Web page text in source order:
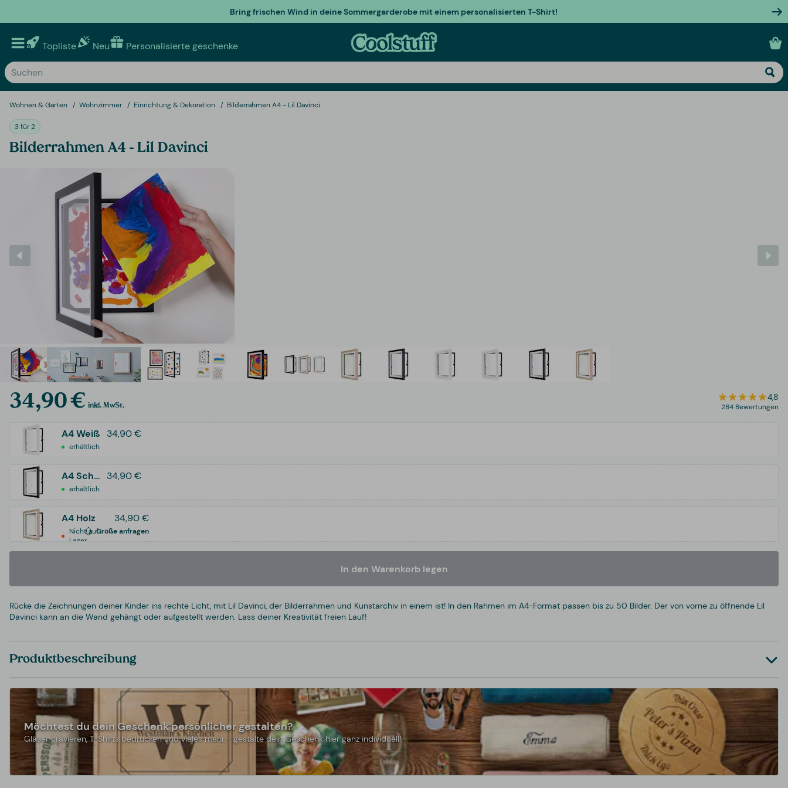
Bring frischen Wind in deine Sommergarderobe mit einem personalisierten T-Shirt!
Topliste Neu Personalisierte geschenke
Wohnen & Garten Wohnzimmer Einrichtung & Dekoration Bilderrahmen A4 - Lil Davinci
3 für 2
Bilderrahmen A4 - Lil Davinci
34,90 € inkl. MwSt.
4,8
284 Bewertungen
A4 Weiß 34,90 €
erhältlich
A4 Schwarz34,90 €
erhältlich
A4 Holz 34,90 €
Nicht auf
Lager
Größe anfragen
In den Warenkorb legen
Rücke die Zeichnungen deiner Kinder ins rechte Licht, mit Lil Davinci, der Bilderrahmen und Kunstarchiv in einem ist! In den Rahmen im A4-Format passen bis zu 50 Bilder. Der von vorne zu öffnende Lil
Davinci kann an die Wand gehängt oder aufgestellt werden. Lass deiner Kreativität freien Lauf!
Produktbeschreibung
Möchtest du dein Geschenk persönlicher gestalten?
Gläser gravieren, T-Shirts bedrucken und vieles mehr - gestalte dein Geschenk hier ganz individuell!